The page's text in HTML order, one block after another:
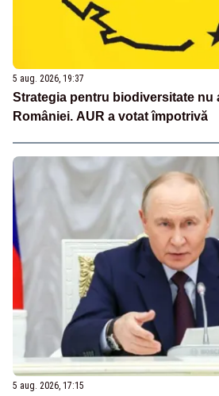
5 aug. 2026, 19:37
Strategia pentru biodiversitate nu
României. AUR a votat împotrivă
5 aug. 2026, 17:15